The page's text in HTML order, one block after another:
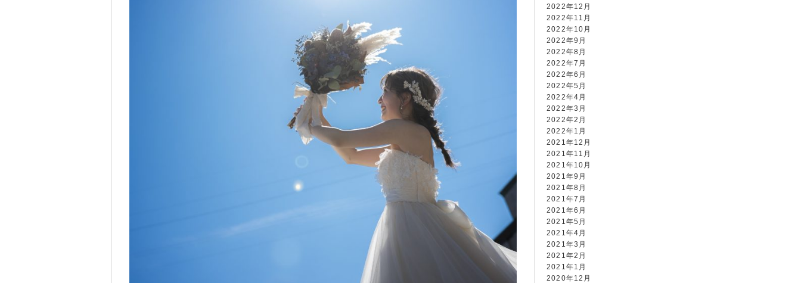
2022年12月
2022年11月
2022年10月
2022年9月
2022年8月
2022年7月
2022年6月
2022年5月
2022年4月
2022年3月
2022年2月
2022年1月
2021年12月
2021年11月
2021年10月
2021年9月
2021年8月
2021年7月
2021年6月
2021年5月
2021年4月
2021年3月
2021年2月
2021年1月
2020年12月